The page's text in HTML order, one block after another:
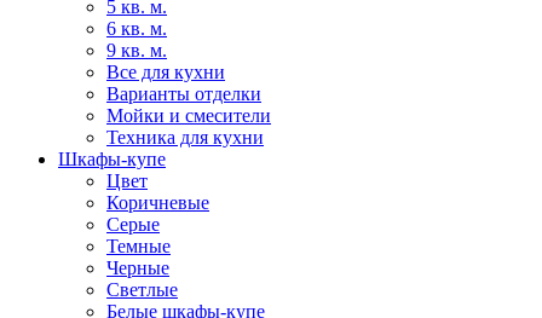
5 кв. м.
6 кв. м.
9 кв. м.
Все для кухни
Варианты отделки
Мойки и смесители
Техника для кухни
Шкафы-купе
Цвет
Коричневые
Серые
Темные
Черные
Светлые
Белые шкафы-купе